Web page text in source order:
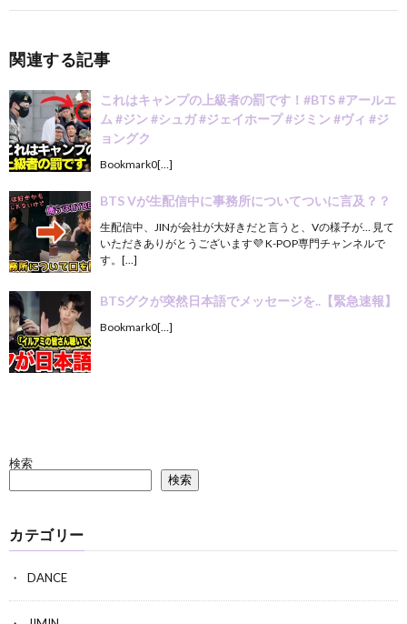
関連する記事
これはキャンプの上級者の罰です！#BTS #アールエ
ム #ジン #シュガ #ジェイホープ #ジミン #ヴィ #ジ
ョングク
Bookmark0[…]
BTS Vが生配信中に事務所についてついに言及？？
生配信中、JINが会社が大好きだと言うと、Vの様子が… 見て
いただきありがとうございます💜 K-POP専門チャンネルで
す。[…]
BTSグクが突然日本語でメッセージを..【緊急速報】
Bookmark0[…]
検索
検索
カテゴリー
DANCE